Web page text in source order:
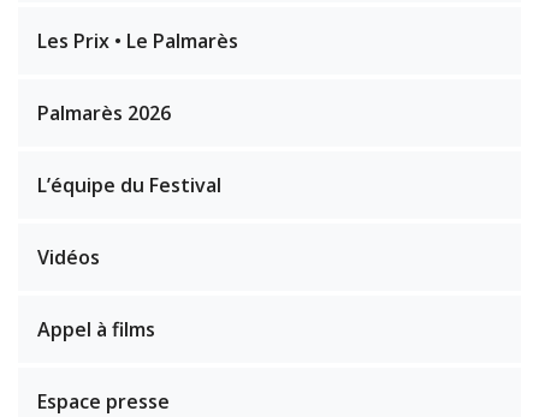
Les Prix • Le Palmarès
Palmarès 2026
L’équipe du Festival
Vidéos
Appel à films
Espace presse